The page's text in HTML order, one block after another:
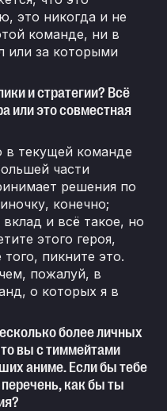
это никогда и не
команде, ни в
или за которыми
и стратегии? Всё
или это совместная
в текущей команде
части
решения по
конечно;
и всё такое, но
этого героя,
того, пикните это.
пожалуй, в
о которых я в
более личных
вы с тиммейтами
аниме. Если бы тебе
как бы ты